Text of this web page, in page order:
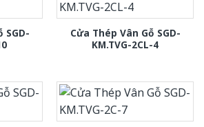
SGD-
Cửa Thép Vân Gỗ SGD-
KM.TVG-2CL-4